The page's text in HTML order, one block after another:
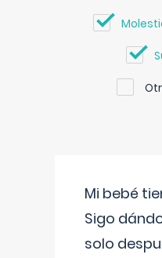
Mi bebé
Sigo
solo